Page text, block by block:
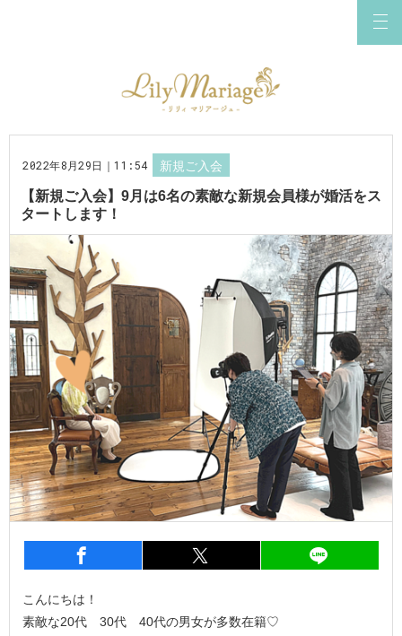
2022年8月29日｜11:54 新規ご入会
【新規ご入会】9月は6名の素敵な新規会員様が婚活をス
タートします！
シェア シェア
こんにちは！
素敵な20代 30代 40代の男女が多数在籍♡